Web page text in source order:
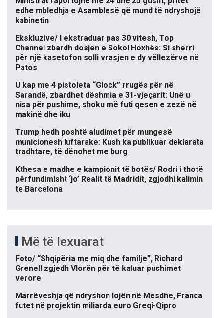
edhe mbledhja e Asamblesë që mund të ndryshojë
kabinetin
Ekskluzive/ I ekstraduar pas 30 vitesh, Top
Channel zbardh dosjen e Sokol Hoxhës: Si sherri
për një kasetofon solli vrasjen e dy vëllezërve në
Patos
U kap me 4 pistoleta “Glock” rrugës për në
Sarandë, zbardhet dëshmia e 31-vjeçarit: Unë u
nisa për pushime, shoku më futi qesen e zezë në
makinë dhe iku
Trump hedh poshtë aludimet për mungesë
municionesh luftarake: Kush ka publikuar deklarata
tradhtare, të dënohet me burg
Kthesa e madhe e kampionit të botës/ Rodri i thotë
përfundimisht ‘jo’ Realit të Madridit, zgjodhi kalimin
te Barcelona
Më të lexuarat
Foto/ “Shqipëria me miq dhe familje”, Richard
Grenell zgjedh Vlorën për të kaluar pushimet
verore
Marrëveshja që ndryshon lojën në Mesdhe, Franca
futet në projektin miliarda euro Greqi-Qipro